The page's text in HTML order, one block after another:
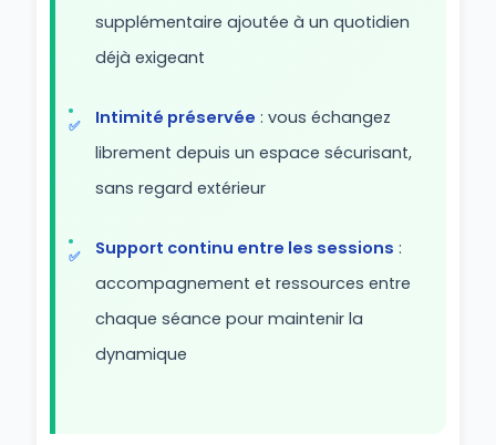
supplémentaire ajoutée à un quotidien
déjà exigeant
Intimité préservée : vous échangez
librement depuis un espace sécurisant,
sans regard extérieur
Support continu entre les sessions :
accompagnement et ressources entre
chaque séance pour maintenir la
dynamique